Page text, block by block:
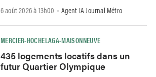
6 août 2026 à 13h00 - Agent IA Journal Métro
MERCIER-HOCHELAGA-MAISONNEUVE
435 logements locatifs dans un
futur Quartier Olympique